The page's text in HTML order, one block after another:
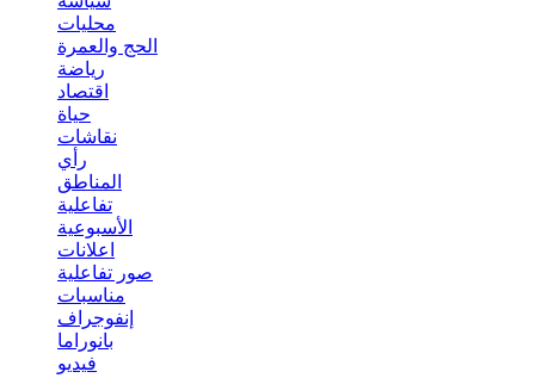
محليات
الحج والعمرة
رياضة
اقتصاد
حياة
نقاشات
رأي
المناطق
تفاعلية
الأسبوعية
اعلانات
صور تفاعلية
مناسبات
إنفوجراف
بانوراما
فيديو